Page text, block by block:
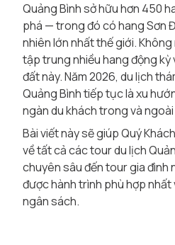
Quảng Bình sở hữu hơn 450
phá — trong đó có hang Sơn
nhiên lớn nhất thế giới.
tập trung nhiều hang động kỳ
đất này. Năm 2026, du lịch
Quảng Bình tiếp tục là xu
ngàn du khách trong và
Bài viết này sẽ giúp Quý
về tất cả các tour du lịch
chuyên sâu đến tour gia đình
được hành trình phù hợp nhất
ngân sách.